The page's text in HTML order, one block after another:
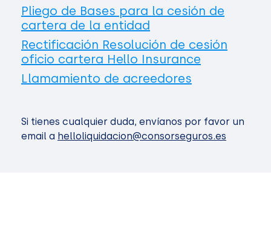
Pliego de Bases para la cesión de
cartera de la entidad
Rectificación Resolución de cesión
oficio cartera Hello Insurance
Llamamiento de acreedores
Si tienes cualquier duda, envíanos por favor un
email a helloliquidacion@consorseguros.es